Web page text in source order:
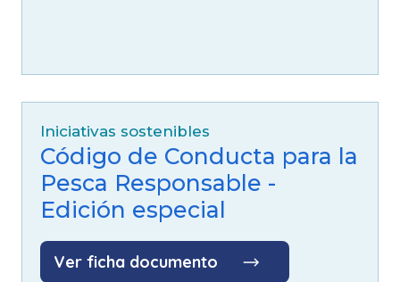
Iniciativas sostenibles
Código de Conducta para la
Pesca Responsable -
Edición especial
Ver ficha documento